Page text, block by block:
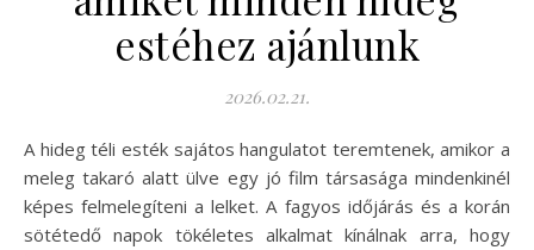
estéhez ajánlunk
2026.02.21.
A hideg téli esték sajátos hangulatot teremtenek, amikor a
meleg takaró alatt ülve egy jó film társasága mindenkinél
képes felmelegíteni a lelket. A fagyos időjárás és a korán
sötétedő napok tökéletes alkalmat kínálnak arra, hogy